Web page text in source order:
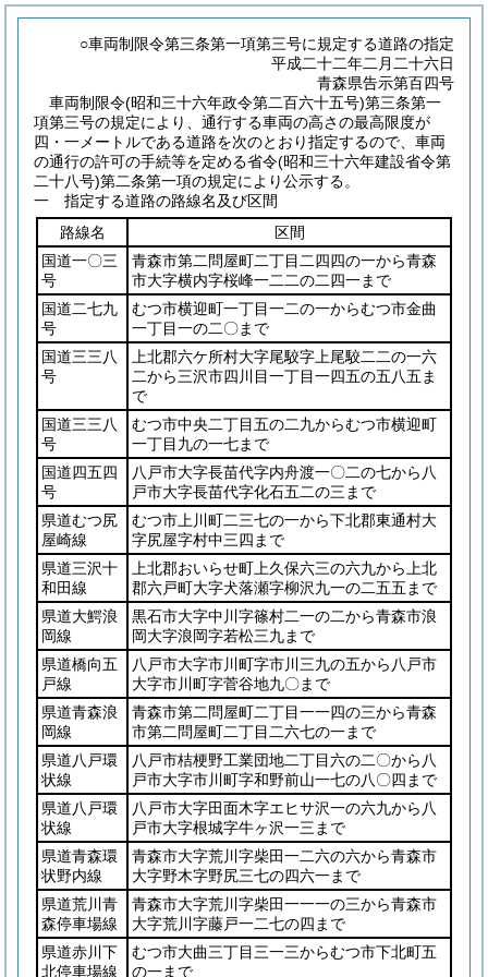
○車両制限令第三条第一項第三号に規定する道路の指定
平成二十二年二月二十六日
青森県告示第百四号
車両制限令(昭和三十六年政令第二百六十五号)第三条第一
項第三号の規定により、通行する車両の高さの最高限度が
四・一メートルである道路を次のとおり指定するので、車両
の通行の許可の手続等を定める省令(昭和三十六年建設省令第
二十八号)第二条第一項の規定により公示する。
一 指定する道路の路線名及び区間
路線名
区間
国道一〇三
号
青森市第二問屋町二丁目二四四の一から青森
市大字横内字桜峰一二二の二四一まで
国道二七九
号
むつ市横迎町一丁目一二の一からむつ市金曲
一丁目一の二〇まで
国道三三八
号
上北郡六ケ所村大字尾駮字上尾駮二二の一六
二から三沢市四川目一丁目一四五の五八五ま
で
国道三三八
号
むつ市中央二丁目五の二九からむつ市横迎町
一丁目九の一七まで
国道四五四
号
八戸市大字長苗代字内舟渡一〇二の七から八
戸市大字長苗代字化石五二の三まで
県道むつ尻
屋崎線
むつ市上川町二三七の一から下北郡東通村大
字尻屋字村中三四まで
県道三沢十
和田線
上北郡おいらせ町上久保六三の六九から上北
郡六戸町大字犬落瀬字柳沢九一の二五五まで
県道大鰐浪
岡線
黒石市大字中川字篠村二一の二から青森市浪
岡大字浪岡字若松三九まで
県道橋向五
戸線
八戸市大字市川町字市川三九の五から八戸市
大字市川町字菅谷地九〇まで
県道青森浪
岡線
青森市第二問屋町二丁目一一四の三から青森
市第二問屋町二丁目二六七の一まで
県道八戸環
状線
八戸市桔梗野工業団地二丁目六の二〇から八
戸市大字市川町字和野前山一七の八〇四まで
県道八戸環
状線
八戸市大字田面木字エヒサ沢一の六九から八
戸市大字根城字牛ヶ沢一三まで
県道青森環
状野内線
青森市大字荒川字柴田一二六の六から青森市
大字野木字野尻三七の四六一まで
県道荒川青
森停車場線
青森市大字荒川字柴田一一一の三から青森市
大字荒川字藤戸一二七の四まで
県道赤川下
北停車場線
むつ市大曲三丁目三一三からむつ市下北町五
の一まで